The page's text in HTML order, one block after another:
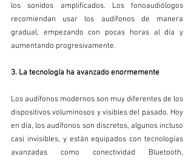
los sonidos amplificados. Los fonoaudiólogos
recomiendan usar los audífonos de manera
gradual, empezando con pocas horas al día y
aumentando progresivamente.
3. La tecnología ha avanzado enormemente
Los audífonos modernos son muy diferentes de los
dispositivos voluminosos y visibles del pasado. Hoy
en día, los audífonos son discretos, algunos incluso
casi invisibles, y están equipados con tecnologías
avanzadas como conectividad Bluetooth,